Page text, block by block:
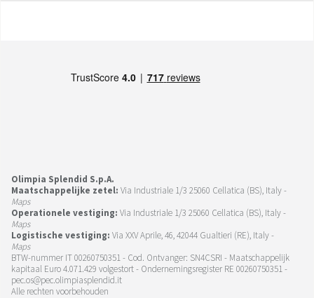
Olimpia Splendid S.p.A.
Maatschappelijke zetel: Via Industriale 1/3 25060 Cellatica (BS), Italy -
Maps
Operationele vestiging: Via Industriale 1/3 25060 Cellatica (BS), Italy -
Maps
Logistische vestiging: Via XXV Aprile, 46, 42044 Gualtieri (RE), Italy -
Maps
BTW-nummer IT 00260750351 - Cod. Ontvanger: SN4CSRI - Maatschappelijk
kapitaal Euro 4.071.429 volgestort - Ondernemingsregister RE 00260750351 -
pec.os@pec.olimpiasplendid.it
Alle rechten voorbehouden